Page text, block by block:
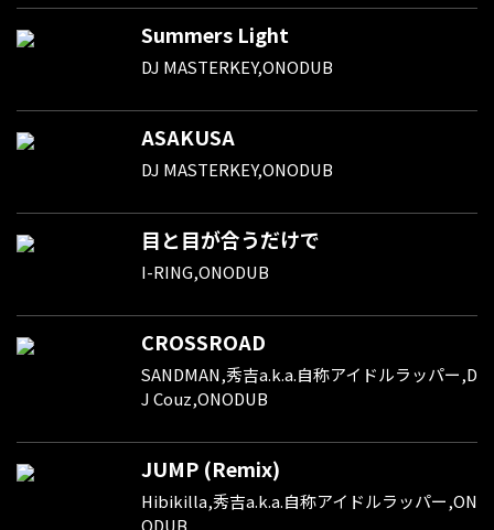
Summers Light
DJ MASTERKEY,ONODUB
ASAKUSA
DJ MASTERKEY,ONODUB
目と目が合うだけで
I-RING,ONODUB
CROSSROAD
SANDMAN,秀吉a.k.a.自称アイドルラッパー,D
J Couz,ONODUB
JUMP (Remix)
Hibikilla,秀吉a.k.a.自称アイドルラッパー,ON
ODUB